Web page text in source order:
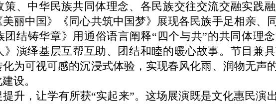
策、中华民族共同体理念、各民族交往交流交融实践
丽中国》《同心共筑中国梦》展现各民族手足相亲、
团结铸华章》用通俗语言阐释“四个与共”的共同体理
》演绎基层互帮互助、团结和睦的暖心故事。节目兼
为可视可感的沉浸式体验，实现春风化雨、润物无声
设。
，让学有所获“实起来”。这场展演既是文化惠民演